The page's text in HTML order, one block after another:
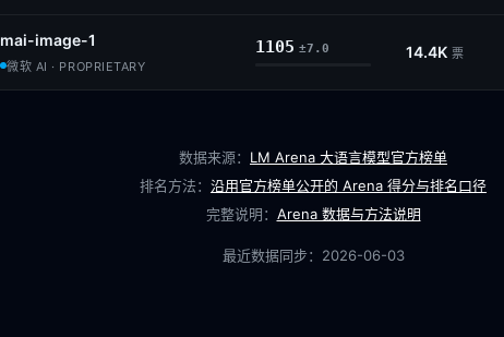
mai-image-1
微软 AI · PROPRIETARY
1105 ±7.0 14.4K 票
数据来源： LM Arena 大语言模型官方榜单
排名方法： 沿用官方榜单公开的 Arena 得分与排名口径
完整说明： Arena 数据与方法说明
最近数据同步： 2026-06-03